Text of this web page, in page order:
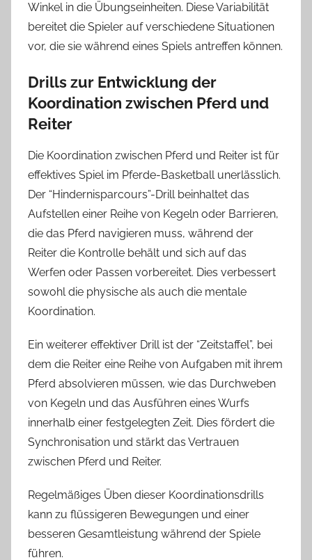
Winkel in die Übungseinheiten. Diese Variabilität
bereitet die Spieler auf verschiedene Situationen
vor, die sie während eines Spiels antreffen können.
Drills zur Entwicklung der
Koordination zwischen Pferd und
Reiter
Die Koordination zwischen Pferd und Reiter ist für
effektives Spiel im Pferde-Basketball unerlässlich.
Der “Hindernisparcours”-Drill beinhaltet das
Aufstellen einer Reihe von Kegeln oder Barrieren,
die das Pferd navigieren muss, während der
Reiter die Kontrolle behält und sich auf das
Werfen oder Passen vorbereitet. Dies verbessert
sowohl die physische als auch die mentale
Koordination.
Ein weiterer effektiver Drill ist der “Zeitstaffel”, bei
dem die Reiter eine Reihe von Aufgaben mit ihrem
Pferd absolvieren müssen, wie das Durchweben
von Kegeln und das Ausführen eines Wurfs
innerhalb einer festgelegten Zeit. Dies fördert die
Synchronisation und stärkt das Vertrauen
zwischen Pferd und Reiter.
Regelmäßiges Üben dieser Koordinationsdrills
kann zu flüssigeren Bewegungen und einer
besseren Gesamtleistung während der Spiele
führen.